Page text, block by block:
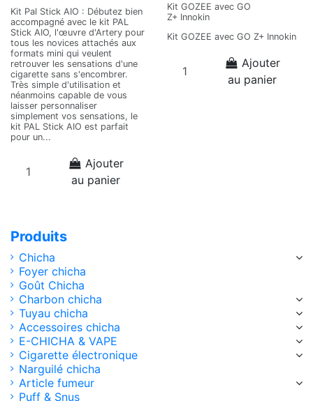
Kit Pal Stick AIO : Débutez bien
accompagné avec le kit PAL
Stick AIO, l'œuvre d'Artery pour
tous les novices attachés aux
formats mini qui veulent
retrouver les sensations d'une
cigarette sans s'encombrer.
Très simple d'utilisation et
néanmoins capable de vous
laisser personnaliser
simplement vos sensations, le
kit PAL Stick AIO est parfait
pour un...
Ajouter
au panier
Kit GOZEE avec GO
Z+ Innokin
Kit GOZEE avec GO Z+ Innokin
Ajouter
au panier
Produits
Chicha
Foyer chicha
Goût Chicha
Charbon chicha
Tuyau chicha
Accessoires chicha
E-CHICHA & VAPE
Cigarette électronique
Narguilé chicha
Article fumeur
Puff & Snus